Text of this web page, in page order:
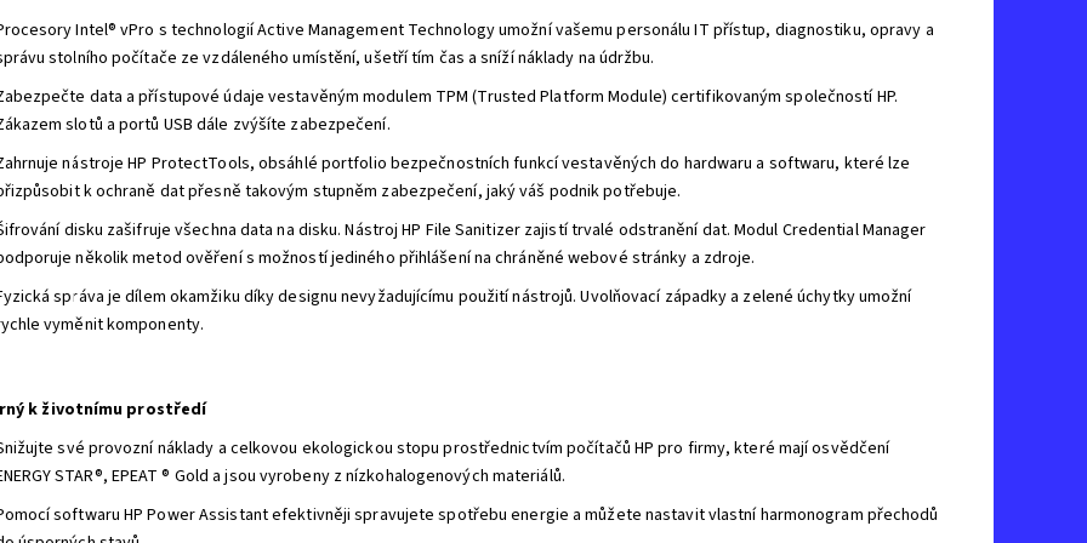
Intel® vPro s technologií Active Management Technology umožní vašemu personálu IT přístup, diagnostiku, opravy a
stolního počítače ze vzdáleného umístění, ušetří tím čas a sníží náklady na údržbu.
data a přístupové údaje vestavěným modulem TPM (Trusted Platform Module) certifikovaným společností HP.
slotů a portů USB dále zvýšíte zabezpečení.
nástroje HP ProtectTools, obsáhlé portfolio bezpečnostních funkcí vestavěných do hardwaru a softwaru, které lze
k ochraně dat přesně takovým stupněm zabezpečení, jaký váš podnik potřebuje.
disku zašifruje všechna data na disku. Nástroj HP File Sanitizer zajistí trvalé odstranění dat. Modul Credential Manager
několik metod ověření s možností jediného přihlášení na chráněné webové stránky a zdroje.
správa je dílem okamžiku díky designu nevyžadujícímu použití nástrojů. Uvolňovací západky a zelené úchytky umožní
vyměnit komponenty.
k životnímu prostředí
své provozní náklady a celkovou ekologickou stopu prostřednictvím počítačů HP pro firmy, které mají osvědčení
STAR®, EPEAT ® Gold a jsou vyrobeny z nízkohalogenových materiálů.
softwaru HP Power Assistant efektivněji spravujete spotřebu energie a můžete nastavit vlastní harmonogram přechodů